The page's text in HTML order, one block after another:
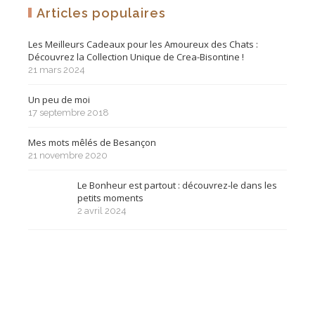
Articles populaires
Les Meilleurs Cadeaux pour les Amoureux des Chats :
Découvrez la Collection Unique de Crea-Bisontine !
21 mars 2024
Un peu de moi
17 septembre 2018
Mes mots mêlés de Besançon
21 novembre 2020
Le Bonheur est partout : découvrez-le dans les
petits moments
2 avril 2024